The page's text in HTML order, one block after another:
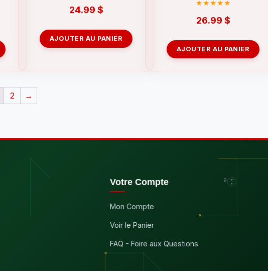
24.99 $
AJOUTER AU PANIER
26.99 $
AJOUTER AU PANIER
2 →
Votre Compte
Mon Compte
Voir le Panier
FAQ - Foire aux Questions